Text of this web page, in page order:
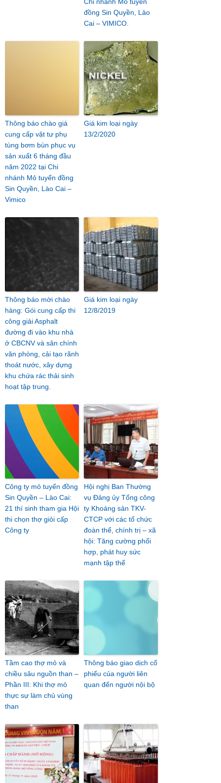
đồng Sin Quyền, Lào
Cai – VIMICO.
Thông báo chào giá
cung cấp vật tư phụ
tùng bơm bùn phục vụ
sản xuất 6 tháng đầu
năm 2022 tại Chi
nhánh Mỏ tuyển đồng
Sin Quyền, Lào Cai –
Vimico
Giá kim loại ngày
13/2/2020
Thông báo mời chào
hàng: Gói cung cấp thi
công giải Asphalt
đường đi vào khu nhà
ở CBCNV và sân chính
văn phòng, cải tạo rãnh
thoát nước, xây dựng
khu chứa rác thải sinh
hoạt tập trung.
Giá kim loại ngày
12/8/2019
Công ty mỏ tuyển đồng
Sin Quyền – Lào Cai:
21 thí sinh tham gia Hội
thi chọn thợ giỏi cấp
Công ty
Hội nghị Ban Thường
vụ Đảng ủy Tổng công
ty Khoáng sản TKV-
CTCP với các tổ chức
đoàn thể, chính trị – xã
hội: Tăng cường phối
hợp, phát huy sức
mạnh tập thể
Tầm cao thợ mỏ và
chiều sâu nguồn than –
Phần III: Khi thợ mỏ
thực sự làm chủ vùng
than
Thông báo giao dịch cổ
phiếu của người liên
quan đến người nội bộ